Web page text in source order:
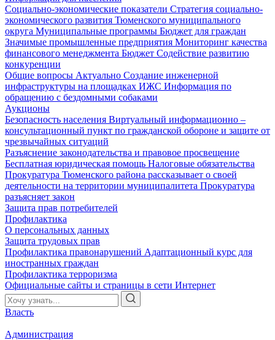
Социально-экономические показатели Стратегия социально-
экономического развития Тюменского муниципального
округа Муниципальные программы Бюджет для граждан
Значимые промышленные предприятия Мониторинг качества
финансового менеджмента Бюджет Содействие развитию
конкуренции
Общие вопросы Актуально Создание инженерной
инфраструктуры на площадках ИЖС Информация по
обращению с бездомными собаками
Аукционы
Безопасность населения Виртуальный информационно –
консультационный пункт по гражданской обороне и защите от
чрезвычайных ситуаций
Разъяснение законодательства и правовое просвещение
Бесплатная юридическая помощь Налоговые обязательства
Прокуратура Тюменского района рассказывает о своей
деятельности на территории муниципалитета Прокуратура
разъясняет закон
Защита прав потребителей
Профилактика
О персональных данных
Защита трудовых прав
Профилактика правонарушений Адаптационный курс для
иностранных граждан
Профилактика терроризма
Официальные сайты и страницы в сети Интернет
Власть
Администрация